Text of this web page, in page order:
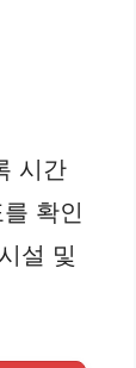
시간
확인
설 및